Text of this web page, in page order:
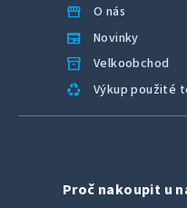
storefront O nás
newspaper Novinky
inventory_2 Velkoobchod
recycling Výkup použité
Proč nakoupit u